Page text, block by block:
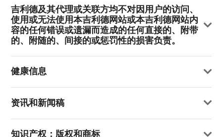
吉利德及其代理或关联方均不对因用户的访问、
使用或无法使用本吉利德网站或本吉利德网站内
容的任何错误或遗漏而造成的任何直接的、附带
的、附随的、间接的或惩罚性的损害负责。
健康信息
资讯和新闻稿
知识产权：版权和商标